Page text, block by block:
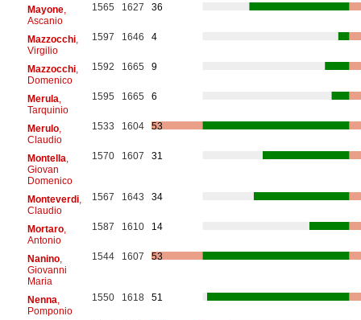
Mayone,
Ascanio
1565 1627 36
Mazzocchi,
Virgilio
1597 1646 4
Mazzocchi,
Domenico
1592 1665 9
Merula
Tarquinio
1595 1665 6
Merulo,
Claudio
1533 1604 53
Montella
Giovan
Domenico
1570 1607 31
Monteverdi,
Claudio
1567 1643 34
Mortaro,
Antonio
1587 1610 14
Nanino,
Giovanni
Maria
1544 1607 53
Nenna
Pomponio
1550 1618 51